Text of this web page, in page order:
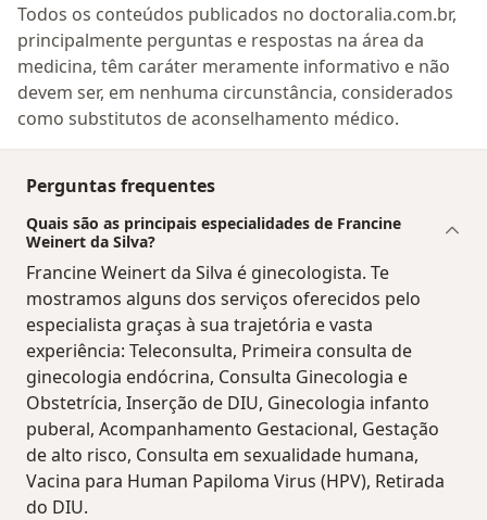
Todos os conteúdos publicados no doctoralia.com.br,
principalmente perguntas e respostas na área da
medicina, têm caráter meramente informativo e não
devem ser, em nenhuma circunstância, considerados
como substitutos de aconselhamento médico.
Perguntas frequentes
Quais são as principais especialidades de Francine
Weinert da Silva?
Francine Weinert da Silva é ginecologista. Te
mostramos alguns dos serviços oferecidos pelo
especialista graças à sua trajetória e vasta
experiência: Teleconsulta, Primeira consulta de
ginecologia endócrina, Consulta Ginecologia e
Obstetrícia, Inserção de DIU, Ginecologia infanto
puberal, Acompanhamento Gestacional, Gestação
de alto risco, Consulta em sexualidade humana,
Vacina para Human Papiloma Virus (HPV), Retirada
do DIU.